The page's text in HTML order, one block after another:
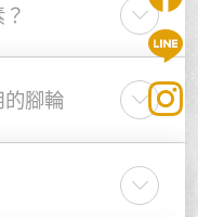
腳輪